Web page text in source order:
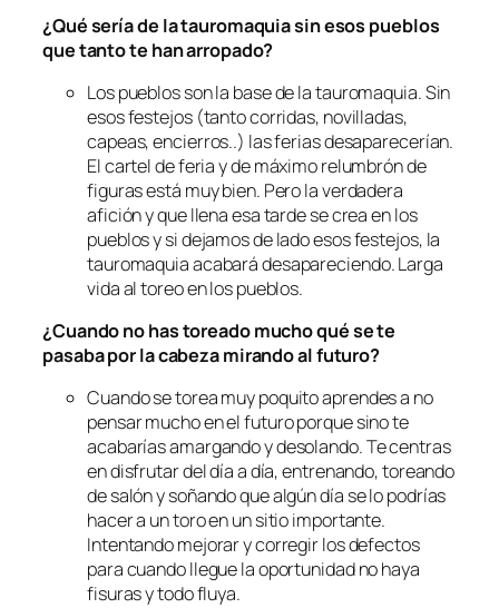
¿Qué sería de la tauromaquia sin esos pueblos
que tanto te han arropado?
Los pueblos son la base de la tauromaquia. Sin
esos festejos (tanto corridas, novilladas,
capeas, encierros..) las ferias desaparecerían.
El cartel de feria y de máximo relumbrón de
figuras está muy bien. Pero la verdadera
afición y que llena esa tarde se crea en los
pueblos y si dejamos de lado esos festejos, la
tauromaquia acabará desapareciendo. Larga
vida al toreo en los pueblos.
¿Cuando no has toreado mucho qué se te
pasaba por la cabeza mirando al futuro?
Cuando se torea muy poquito aprendes a no
pensar mucho en el futuro porque sino te
acabarías amargando y desolando. Te centras
en disfrutar del día a día, entrenando, toreando
de salón y soñando que algún día se lo podrías
hacer a un toro en un sitio importante.
Intentando mejorar y corregir los defectos
para cuando llegue la oportunidad no haya
fisuras y todo fluya.